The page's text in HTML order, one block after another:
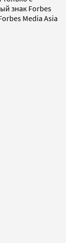
знак Forbes
Media Asia